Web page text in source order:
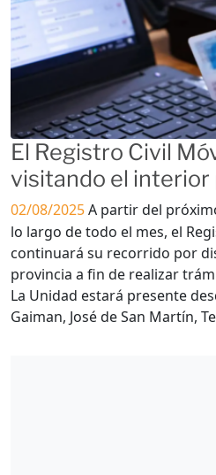
El Registro Civil
visitando el interior
02/08/2025A partir del
lo largo de todo el mes, el
continuará su recorrido por
provincia a fin de realizar
La Unidad estará presente
Gaiman, José de San Martín,